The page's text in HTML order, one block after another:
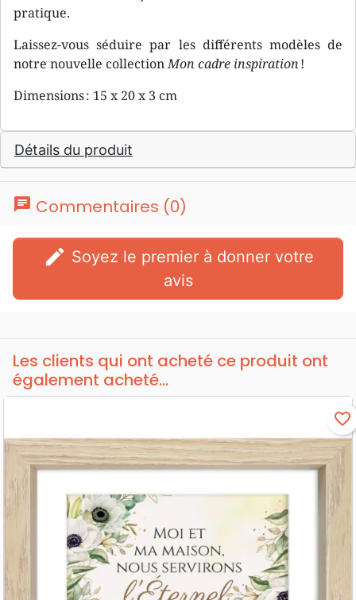
pratique.
Laissez-vous séduire par les différents modèles de
notre nouvelle collectionMon cadre inspiration!
Dimensions : 15 x 20 x 3 cm
Détails du produit
chat Commentaires (0)
edit
avis
Les clients qui ont acheté ce produit ont
également acheté...
favorite_border